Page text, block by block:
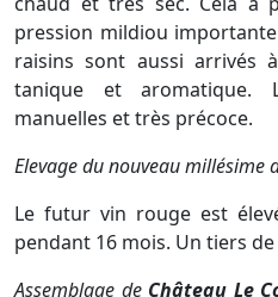
pression mildiou
raisins sont aussi arrivés
tanique et aromatique.
manuelles et très précoce.
Elevage du nouveau millésime
Le futur vin rouge est
pendant 16 mois. Un tiers
Assemblage de Château Le